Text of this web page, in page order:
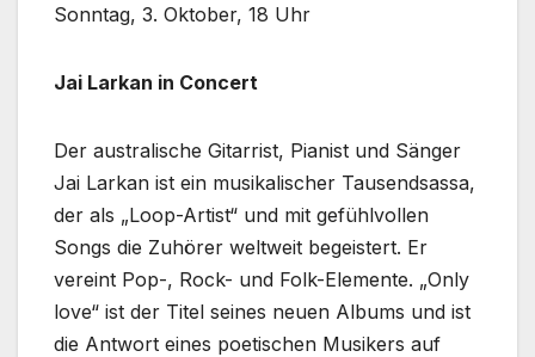
Sonntag, 3. Oktober, 18 Uhr
Jai Larkan in Concert
Der australische Gitarrist, Pianist und Sänger
Jai Larkan ist ein musikalischer Tausendsassa,
der als „Loop-Artist“ und mit gefühlvollen
Songs die Zuhörer weltweit begeistert. Er
vereint Pop-, Rock- und Folk-Elemente. „Only
love“ ist der Titel seines neuen Albums und ist
die Antwort eines poetischen Musikers auf